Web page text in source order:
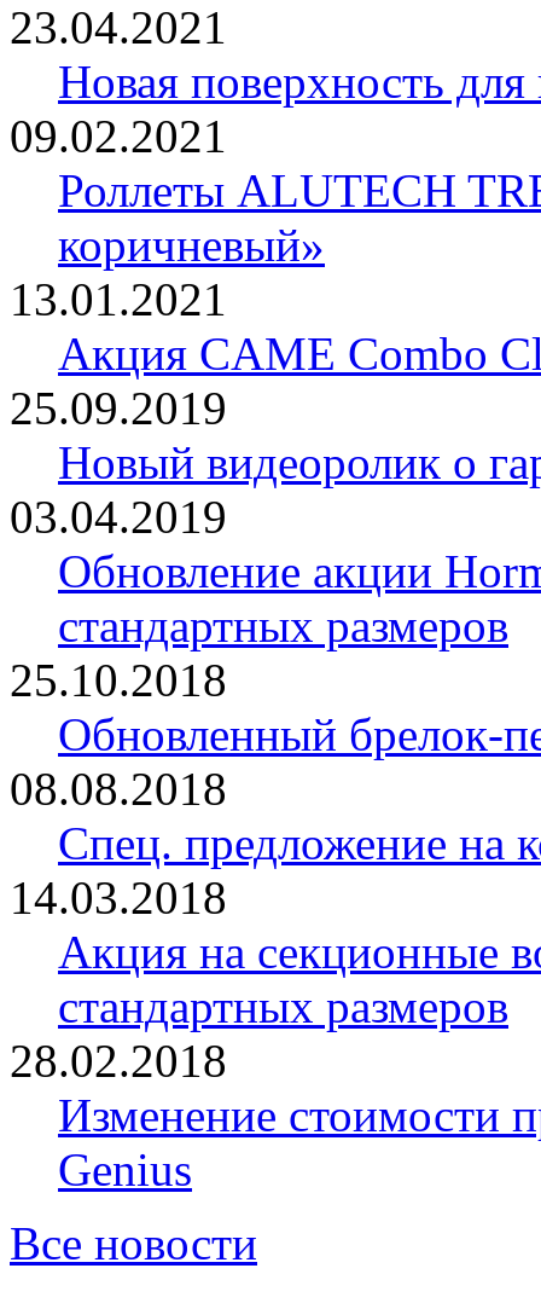
23.04.2021
Новая поверхность
09.02.2021
Роллеты ALUTECH
коричневый»
13.01.2021
Акция CAME Combo
25.09.2019
Новый видеоролик о
03.04.2019
Обновление акции
стандартных размеров
25.10.2018
Обновленный брелок-
08.08.2018
Спец. предложение на
14.03.2018
Акция на секционные
стандартных размеров
28.02.2018
Изменение стоимости
Genius
Все новости